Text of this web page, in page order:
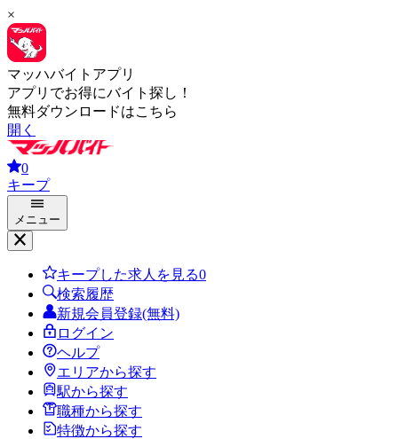
×
マッハバイトアプリ
アプリでお得にバイト探し！
無料ダウンロードはこちら
開く
0
キープ
メニュー
キープした求人を見る0
検索履歴
新規会員登録(無料)
ログイン
ヘルプ
エリアから探す
駅から探す
職種から探す
特徴から探す